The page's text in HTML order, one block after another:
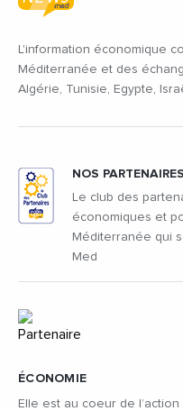
L'information économique
Méditerranée et des
Algérie, Tunisie, Egypte,
ÉCONOMIE
Elle est au coeur de l’action
NOS PARTENAIRES
Le club des
économiques et
Méditerranée qui
Med